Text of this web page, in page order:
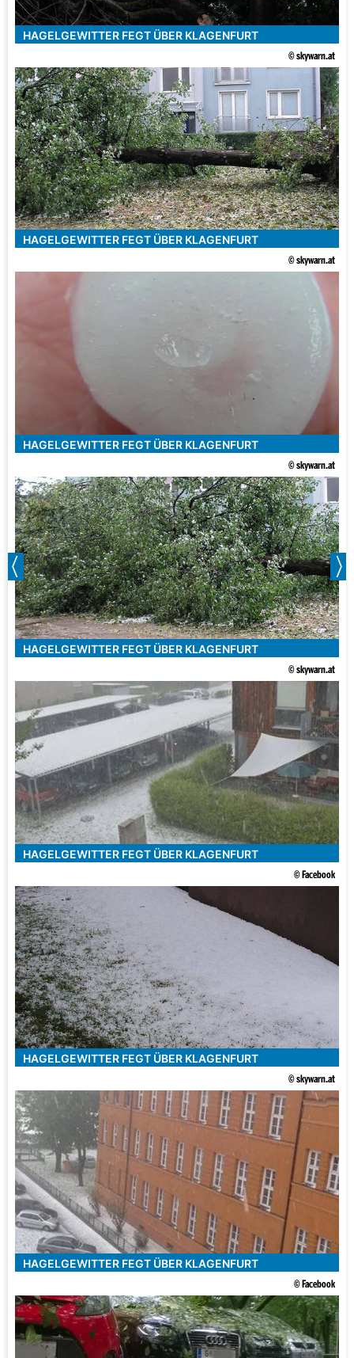
HAGELGEWITTER FEGT ÜBER KLAGENFURT
© skywarn.at
HAGELGEWITTER FEGT ÜBER KLAGENFURT
© skywarn.at
HAGELGEWITTER FEGT ÜBER KLAGENFURT
© skywarn.at
HAGELGEWITTER FEGT ÜBER KLAGENFURT
© skywarn.at
HAGELGEWITTER FEGT ÜBER KLAGENFURT
© Facebook
HAGELGEWITTER FEGT ÜBER KLAGENFURT
© skywarn.at
HAGELGEWITTER FEGT ÜBER KLAGENFURT
© Facebook